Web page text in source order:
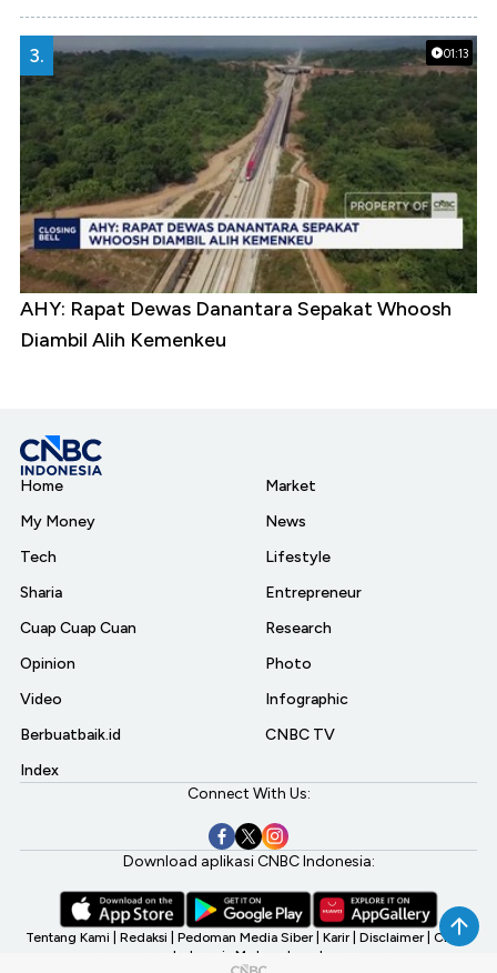
01:13
3.
AHY: Rapat Dewas Danantara Sepakat Whoosh
Diambil Alih Kemenkeu
Home
My Money
Tech
Sharia
Cuap Cuap Cuan
Opinion
Video
Berbuatbaik.id
Index
Market
News
Lifestyle
Entrepreneur
Research
Photo
Infographic
CNBC TV
Connect With Us:
Download aplikasi CNBC Indonesia:
Tentang Kami Redaksi Pedoman Media Siber Karir Disclaimer CNBC
Indonesia My Investment